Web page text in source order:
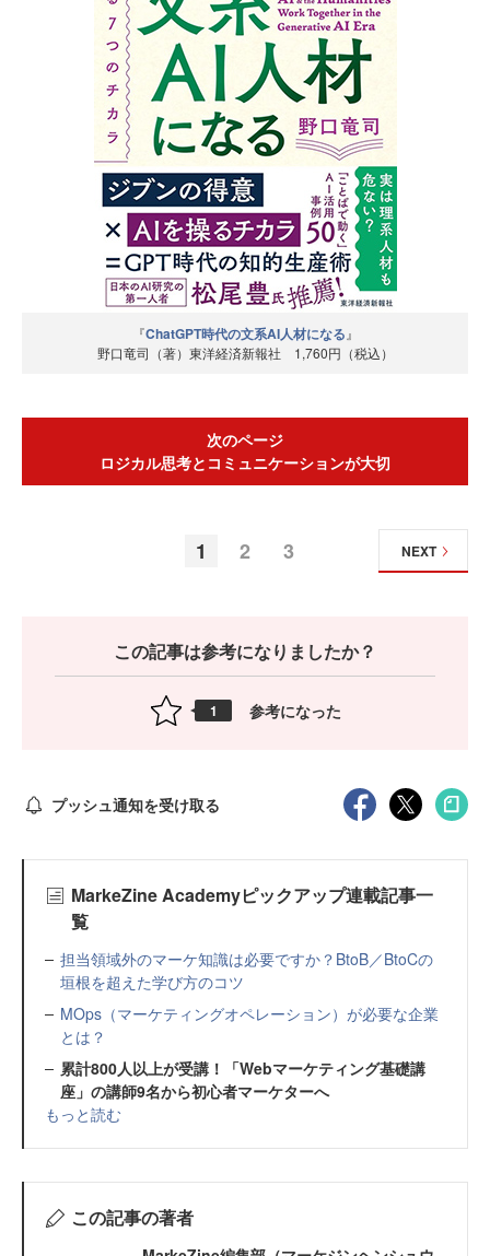
『ChatGPT時代の文系AI人材になる 』
野口竜司（著）東洋経済新報社 1,760円（税込）
次のページ
ロジカル思考とコミュニケーションが大切
1 2 3 NEXT
この記事は参考になりましたか？
1 参考になった
プッシュ通知を受け取る
MarkeZine Academyピックアップ連載記事一
覧
担当領域外のマーケ知識は必要ですか？BtoB／BtoCの
垣根を超えた学び方のコツ
MOps（マーケティングオペレーション）が必要な企業
とは？
累計800人以上が受講！「Webマーケティング基礎講
座」の講師9名から初心者マーケターへ
もっと読む
この記事の著者